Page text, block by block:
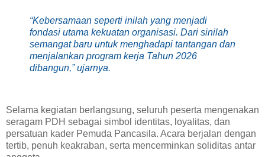
“Kebersamaan seperti inilah yang menjadi
fondasi utama kekuatan organisasi. Dari sinilah
semangat baru untuk menghadapi tantangan dan
menjalankan program kerja Tahun 2026
dibangun,” ujarnya.
Selama kegiatan berlangsung, seluruh peserta mengenakan
seragam PDH sebagai simbol identitas, loyalitas, dan
persatuan kader Pemuda Pancasila. Acara berjalan dengan
tertib, penuh keakraban, serta mencerminkan soliditas antar